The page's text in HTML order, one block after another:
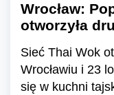
Wrocław:
otworzyła
Sieć Thai Wok
Wrocławiu i 23
się w kuchni